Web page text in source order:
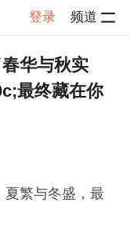
登录 频道
情
华与秋实
最终藏在你
夏繁与冬盛，最